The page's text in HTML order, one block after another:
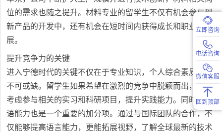
位的需求也随之提升。材料专业的留学生不仅有机会参与到
新产品的开发中，还有机会在短时间内获得成长和职业发
展。
提升竞争力的关键
进入宁德时代的关键不仅在于专业知识，个人综合素质同样
不可或缺。留学生如果希望在激烈的竞争中脱颖而出，可以
考虑参与相关的实习和科研项目，提升实践能力。同时，英
语能力也是一个重要的加分项。通过与国际团队的合作，不
仅能够提高语言能力，更能拓展视野，了解全球最新的技术
立即咨询
电话咨询
微信客服
回到顶部